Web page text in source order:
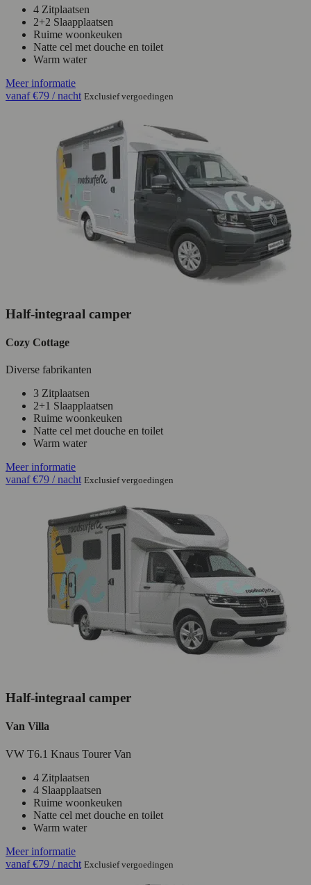
4 Zitplaatsen
2+2 Slaapplaatsen
Ruime woonkeuken
Natte cel met douche en toilet
Warm water
Meer informatie
vanaf€79 / nacht Exclusief vergoedingen
Half-integraal camper
Cozy Cottage
Diverse fabrikanten
3 Zitplaatsen
2+1 Slaapplaatsen
Ruime woonkeuken
Natte cel met douche en toilet
Warm water
Meer informatie
vanaf€79 / nacht Exclusief vergoedingen
Half-integraal camper
Van Villa
VW T6.1 Knaus Tourer Van
4 Zitplaatsen
4 Slaapplaatsen
Ruime woonkeuken
Natte cel met douche en toilet
Warm water
Meer informatie
vanaf€79 / nacht Exclusief vergoedingen